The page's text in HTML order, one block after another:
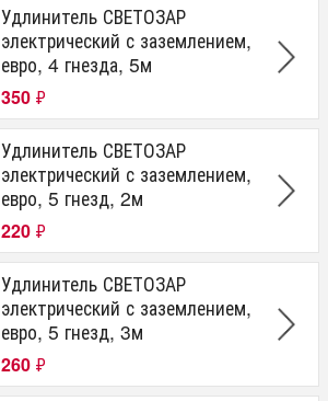
Удлинитель СВЕТОЗАР
электрический с заземлением,
евро, 4 гнезда, 5м
350 ₽
Удлинитель СВЕТОЗАР
электрический с заземлением,
евро, 5 гнезд, 2м
220 ₽
Удлинитель СВЕТОЗАР
электрический с заземлением,
евро, 5 гнезд, 3м
260 ₽